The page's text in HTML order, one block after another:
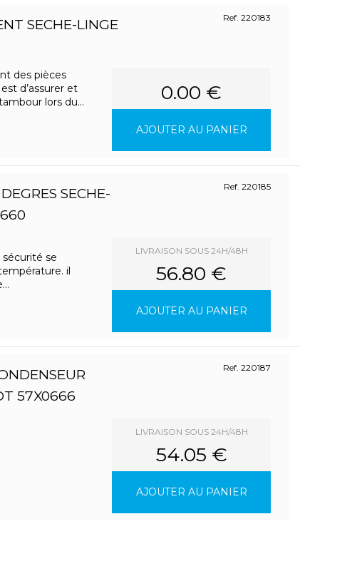
SECHE-LINGE
Ref. 220183
des pièces
d’assurer et
lors du...
0.00 €
AJOUTER AU PANIER
SECHE-
Ref. 220185
se
il
LIVRAISON SOUS 24H/48H
56.80 €
AJOUTER AU PANIER
57X0666
Ref. 220187
LIVRAISON SOUS 24H/48H
54.05 €
AJOUTER AU PANIER